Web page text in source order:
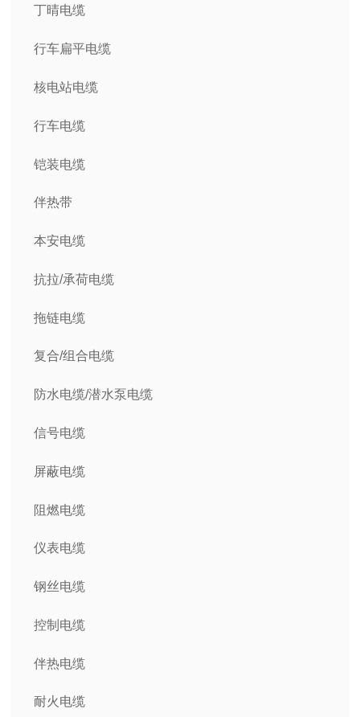
丁晴电缆
行车扁平电缆
核电站电缆
行车电缆
铠装电缆
伴热带
本安电缆
抗拉/承荷电缆
拖链电缆
复合/组合电缆
防水电缆/潜水泵电缆
信号电缆
屏蔽电缆
阻燃电缆
仪表电缆
钢丝电缆
控制电缆
伴热电缆
耐火电缆